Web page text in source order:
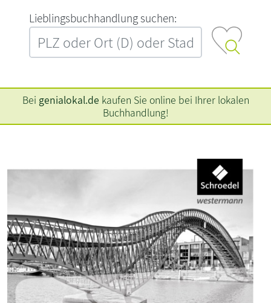
L‍i‍e‍b‍l‍i‍n‍g‍s‍b‍u‍c‍h‍h‍a‍n‍d‍l‍u‍n‍g‍ ‍s‍u‍c‍h‍e‍n‍:‍
Bei genialokal.de kaufen Sie online bei Ihrer lokalen
Buchhandlung!